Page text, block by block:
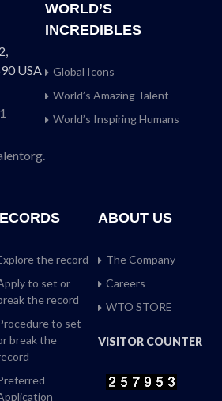
USA
WORLD’S
INCREDIBLES
Global Icons
World’s Amazing Talent
World’s Inspiring Humans
the record
to set or
the record
to set
break the
ABOUT US
The Company
Careers
WTO STORE
VISITOR COUNTER